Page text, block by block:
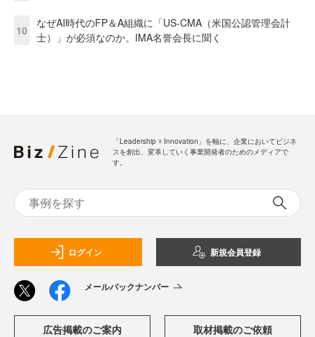
10
なぜAI時代のFP＆A組織に「US-CMA（米国公認管理会計
士）」が必須なのか。IMA名誉会長に聞く
「Leadership ☓ Innovation」を軸に、企業においてビジネ
スを創出、変革していく事業開発者のためのメディアで
す。
ログイン 新規会員登録
メールバックナンバー
広告掲載のご案内 取材掲載のご依頼